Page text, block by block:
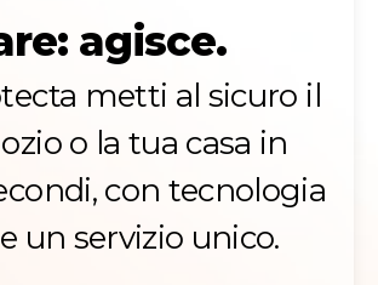
agisce.
metti al sicuro il
o la tua casa in
con tecnologia
un servizio unico.